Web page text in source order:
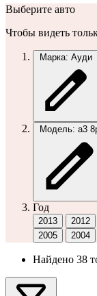
Выберите авто
Чтобы видеть
Марка: Ауди
Модель: а3
Год
2013 2012
2005
2004
Найдено 38